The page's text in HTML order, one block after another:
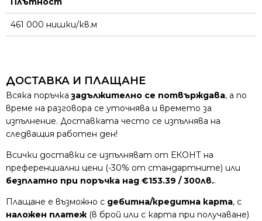
461 000 нишки/кв.м
ДОСТАВКА И ПЛАЩАНЕ
Всяка поръчказадължително се потвърждава, а по
време на разговора се уточнява и времето за
изпълнение. Доставката често се изпълнява на
следващия работен ден!
Всички доставки се изпълняват от ЕКОНТ на
преференциални цени (-30% от стандартните) или
безплатно при поръчка над €153.39 / 300лв..
Плащане е възможно с дебитна/кредитна карта, с
наложен платеж (в брой или с карта при получаване)